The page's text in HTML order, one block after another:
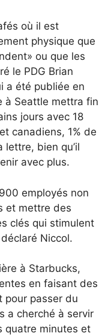
où il est
physique que
ou que les
le PDG Brian
a été publiée en
à Seattle mettra fin
jours avec 18
canadiens, 1% de
lettre, bien qu’il
avec plus.
employés non
et mettre des
clés qui stimulent
Niccol.
à Starbucks,
en faisant des
pour passer du
a cherché à servir
quatre minutes et